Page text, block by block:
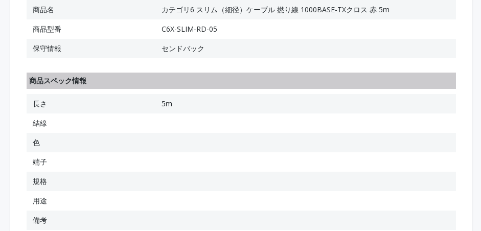
商品名
カテゴリ6 スリム（細径）ケーブル 撚り線 1000BASE-TXクロス 赤 5m
商品型番
C6X-SLIM-RD-05
保守情報
センドバック
商品スペック情報
長さ
5m
結線
色
端子
規格
用途
備考